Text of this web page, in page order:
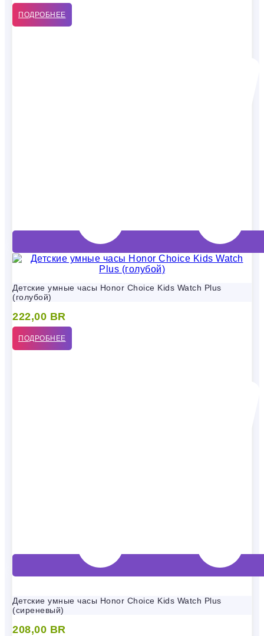
ПОДРОБНЕЕ
Детские умные часы Honor Choice Kids Watch Plus
(голубой)
222,00 BR
ПОДРОБНЕЕ
Детские умные часы Honor Choice Kids Watch Plus
(сиреневый)
208,00 BR